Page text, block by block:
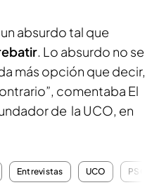
absurdo tal que
. Lo absurdo no se
más opción que decir,
comentaba El
de la UCO, en
Entrevistas UCO PSOE